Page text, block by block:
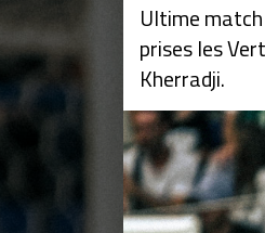
Ultime
prises les
Kherradji.